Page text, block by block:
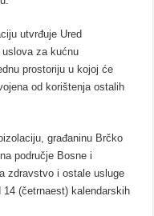
utvrđuje Ured
za kućnu
prostoriju u kojoj će
od korištenja ostalih
građaninu Brčko
područje Bosne i
zdravstvo i ostale usluge
(četrnaest) kalendarskih